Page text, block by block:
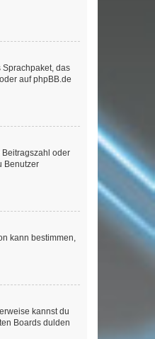
das
oder aufphpBB.de
Beitragszahl oder
Benutzer
kann bestimmen,
kannst du
Boards dulden